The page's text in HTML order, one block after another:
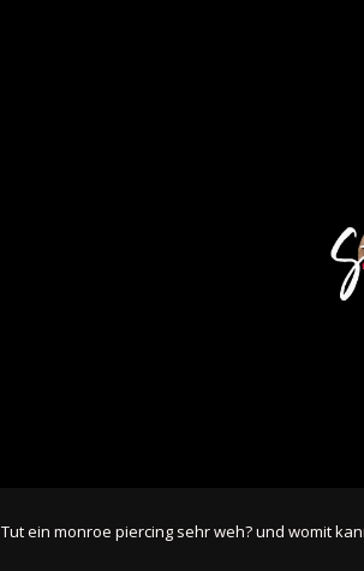
Tut ein monroe piercing sehr weh? und womit